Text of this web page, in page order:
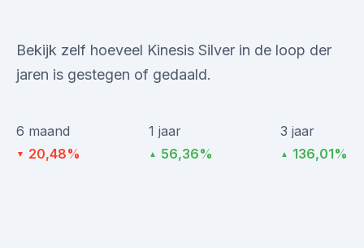
Bekijk zelf hoeveel Kinesis Silver in de loop der
jaren is gestegen of gedaald.
6 maand
▼ 20,48%
1 jaar
▲ 56,36%
3 jaar
▲ 136,01%